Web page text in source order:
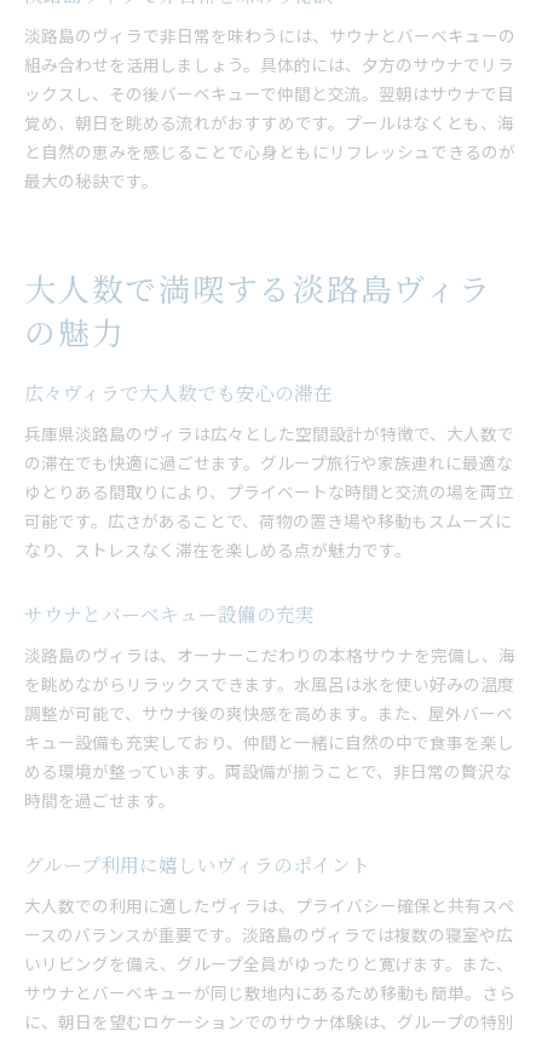
プライベート空間を堪能できるヴィラ
非日常を味わうヴィラで心に残る体験を
サウナ付きヴィラで過ごす特別な休日
淡路島の自然とヴィラの贅沢時間
グループで楽しむ非日常空間の魅力
貸別荘で味わう淡路島の感動体験
淡路島のヴィラで非日常を味わうには、サウナとバーベキューの
組み合わせを活用しましょう。具体的には、夕方のサウナでリラ
ックスし、その後バーベキューで仲間と交流。翌朝はサウナで目
覚め、朝日を眺める流れがおすすめです。プールはなくとも、海
と自然の恵みを感じることで心身ともにリフレッシュできるのが
最大の秘訣です。
大人数で満喫する淡路島ヴィラ
の魅力
広々ヴィラで大人数でも安心の滞在
兵庫県淡路島のヴィラは広々とした空間設計が特徴で、大人数で
の滞在でも快適に過ごせます。グループ旅行や家族連れに最適な
ゆとりある間取りにより、プライベートな時間と交流の場を両立
可能です。広さがあることで、荷物の置き場や移動もスムーズに
なり、ストレスなく滞在を楽しめる点が魅力です。
サウナとバーベキュー設備の充実
淡路島のヴィラは、オーナーこだわりの本格サウナを完備し、海
を眺めながらリラックスできます。水風呂は氷を使い好みの温度
調整が可能で、サウナ後の爽快感を高めます。また、屋外バーベ
キュー設備も充実しており、仲間と一緒に自然の中で食事を楽し
める環境が整っています。両設備が揃うことで、非日常の贅沢な
時間を過ごせます。
グループ利用に嬉しいヴィラのポイント
大人数での利用に適したヴィラは、プライバシー確保と共有スペ
ースのバランスが重要です。淡路島のヴィラでは複数の寝室や広
いリビングを備え、グループ全員がゆったりと寛げます。また、
サウナとバーベキューが同じ敷地内にあるため移動も簡単。さら
に、朝日を望むロケーションでのサウナ体験は、グループの特別